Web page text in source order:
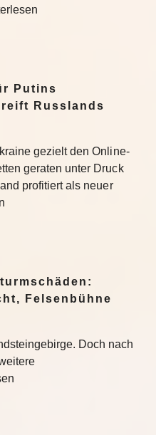
Putins
Russlands
gezielt den Online-
geraten unter Druck
profitiert als neuer
Felsenbühne
Doch nach